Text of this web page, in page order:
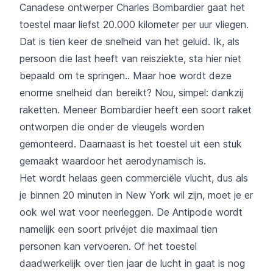
Canadese ontwerper Charles Bombardier gaat het
toestel maar liefst 20.000 kilometer per uur vliegen.
Dat is tien keer de snelheid van het geluid. Ik, als
persoon die last heeft van reisziekte, sta hier niet
bepaald om te springen.. Maar hoe wordt deze
enorme snelheid dan bereikt? Nou, simpel: dankzij
raketten. Meneer Bombardier heeft een soort raket
ontworpen die onder de vleugels worden
gemonteerd. Daarnaast is het toestel uit een stuk
gemaakt waardoor het aerodynamisch is.
Het wordt helaas geen commerciële vlucht, dus als
je binnen 20 minuten in New York wil zijn, moet je er
ook wel wat voor neerleggen. De Antipode wordt
namelijk een soort privéjet die maximaal tien
personen kan vervoeren. Of het toestel
daadwerkelijk over tien jaar de lucht in gaat is nog